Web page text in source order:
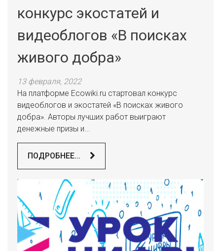
конкурс экостатей и
видеоблогов «В поисках
живого добра»
13 февраля, 2022
На платформе Ecowiki.ru стартовал конкурс
видеоблогов и экостатей «В поисках живого
добра». Авторы лучших работ выиграют
денежные призы и...
ПОДРОБНЕЕ...